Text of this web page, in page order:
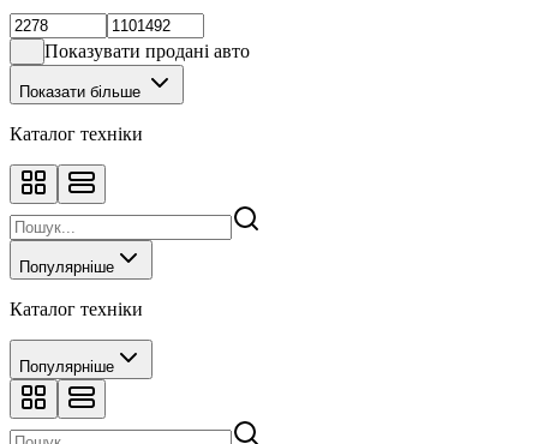
Показувати продані авто
Показати більше
Каталог техніки
Популярніше
Каталог техніки
Популярніше